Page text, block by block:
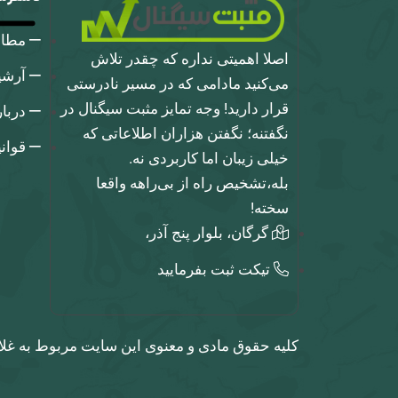
اصلا اهمیتی نداره که چقدر تلاش
می‌کنید مادامی که در مسیر نادرستی
قرار دارید! وجه تمایز مثبت سیگنال در
نگفتنه؛ نگفتن هزاران اطلاعاتی که
خیلی زیبان اما کاربردی نه.
بله،تشخیص راه از بی‌راهه واقعا
سخته!
گرگان، بلوار پنج آذر،
تیکت ثبت بفرمایید
کلیه حقوق مادی و معنوی این سایت مربوط به